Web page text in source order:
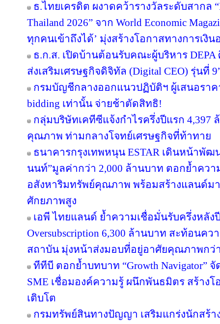
ธ.ไทยเครดิต ผงาดคว้ารางวัลระดับสากล
Thailand 2026” จาก World Economic
ทุกคนเข้าถึงได้’ มุ่งสร้างโอกาสทางการเงิน
ธ.ก.ส. เปิดบ้านต้อนรับคณะผู้บริหาร
ส่งเสริมเศรษฐกิจดิจิทัล (Digital CEO) รุ่นที่
กรมบัญชีกลางออกแนวปฏิบัติฯ ผู้เสนอราค
bidding เท่านั้น จ่ายช้าตัดสิทธิ!
กลุ่มบริษัทเคทีซีแจ้งกำไรครึ่งปีแรก 4,397
คุณภาพ ท่ามกลางโจทย์เศรษฐกิจที่ท้าทาย
ธนาคารกรุงเทพหนุน ESTAR เดินหน้าพัฒน
นนท์”มูลค่ากว่า 2,000 ล้านบาท ตอกย้ำคว
อสังหาริมทรัพย์คุณภาพ พร้อมสร้างแลนด์ม
ศักยภาพสูง
เอพี ไทยแลนด์ ย้ำความเชื่อมั่นรับครึ่งหลัง
Oversubscription 6,300 ล้านบาท สะท้อนค
สถาบัน มุ่งหน้าส่งมอบที่อยู่อาศัยคุณภาพกว่า
ทีทีบี ตอกย้ำบทบาท “Growth Navigator”
SME เชื่อมองค์ความรู้ ผนึกพันธมิตร สร้าง
เติบโต
กรมทรัพย์สินทางปัญญา เสริมแกร่งนักสร้า